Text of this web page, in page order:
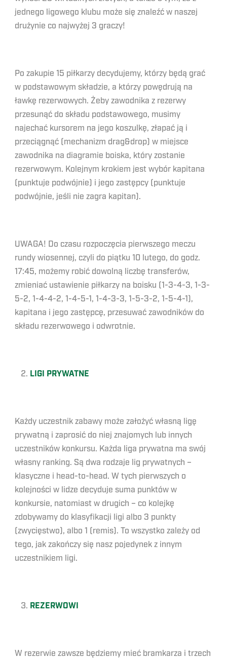
jednego ligowego klubu może się znaleźć w naszej
drużynie co najwyżej 3 graczy!
Po zakupie 15 piłkarzy decydujemy, którzy będą grać
w podstawowym składzie, a którzy powędrują na
ławkę rezerwowych. Żeby zawodnika z rezerwy
przesunąć do składu podstawowego, musimy
najechać kursorem na jego koszulkę, złapać ją i
przeciągnąć (mechanizm drag&drop) w miejsce
zawodnika na diagramie boiska, który zostanie
rezerwowym. Kolejnym krokiem jest wybór kapitana
(punktuje podwójnie) i jego zastępcy (punktuje
podwójnie, jeśli nie zagra kapitan).
UWAGA! Do czasu rozpoczęcia pierwszego meczu
rundy wiosennej, czyli do piątku 10 lutego, do godz.
17:45, możemy robić dowolną liczbę transferów,
zmieniać ustawienie piłkarzy na boisku (1-3-4-3, 1-3-
5-2, 1-4-4-2, 1-4-5-1, 1-4-3-3, 1-5-3-2, 1-5-4-1),
kapitana i jego zastępcę, przesuwać zawodników do
składu rezerwowego i odwrotnie.
LIGI PRYWATNE
Każdy uczestnik zabawy może założyć własną ligę
prywatną i zaprosić do niej znajomych lub innych
uczestników konkursu. Każda liga prywatna ma swój
własny ranking. Są dwa rodzaje lig prywatnych –
klasyczne i head-to-head. W tych pierwszych o
kolejności w lidze decyduje suma punktów w
konkursie, natomiast w drugich – co kolejkę
zdobywamy do klasyfikacji ligi albo 3 punkty
(zwycięstwo), albo 1 (remis). To wszystko zależy od
tego, jak zakończy się nasz pojedynek z innym
uczestnikiem ligi.
REZERWOWI
W rezerwie zawsze będziemy mieć bramkarza i trzech